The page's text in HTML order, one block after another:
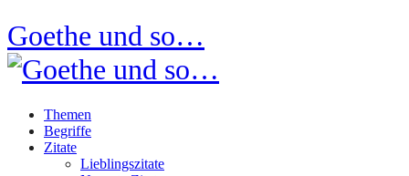
Goethe und so…
Themen
Begriffe
Zitate
Lieblingszitate